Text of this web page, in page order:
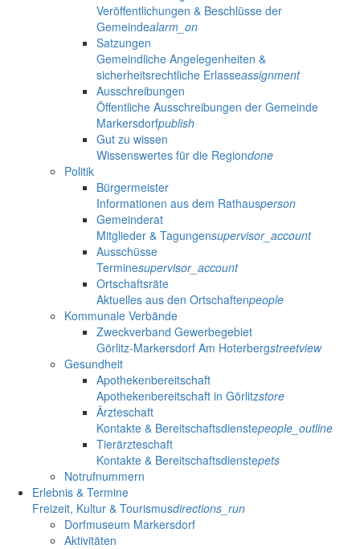
Veröffentlichungen & Beschlüsse der
Gemeindealarm_on
Satzungen
Gemeindliche Angelegenheiten &
sicherheitsrechtliche Erlasseassignment
Ausschreibungen
Öffentliche Ausschreibungen der Gemeinde
Markersdorfpublish
Gut zu wissen
Wissenswertes für die Regiondone
Politik
Bürgermeister
Informationen aus dem Rathausperson
Gemeinderat
Mitglieder & Tagungensupervisor_account
Ausschüsse
Terminesupervisor_account
Ortschaftsräte
Aktuelles aus den Ortschaftenpeople
Kommunale Verbände
Zweckverband Gewerbegebiet
Görlitz-Markersdorf Am Hoterbergstreetview
Gesundheit
Apothekenbereitschaft
Apothekenbereitschaft in Görlitzstore
Ärzteschaft
Kontakte & Bereitschaftsdienstepeople_outline
Tierärzteschaft
Kontakte & Bereitschaftsdienstepets
Notrufnummern
Erlebnis & Termine
Freizeit, Kultur & Tourismusdirections_run
Dorfmuseum Markersdorf
Aktivitäten